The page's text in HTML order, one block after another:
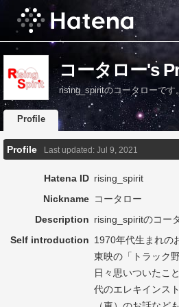
コータロー's
rising_spiritのコータローです
Profile
Profile Last updated: Jul 9, 2021
Hatena ID rising_spirit
Nickname コータロー
Description rising_spiritのコー
Self introduction 1970年代生まれの
東映の「トラック
日々思いついたこ
代のエレキインス